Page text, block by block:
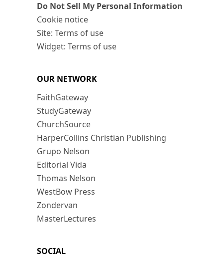
Do Not Sell My Personal Information
Cookie notice
Site: Terms of use
Widget: Terms of use
OUR NETWORK
FaithGateway
StudyGateway
ChurchSource
HarperCollins Christian Publishing
Grupo Nelson
Editorial Vida
Thomas Nelson
WestBow Press
Zondervan
MasterLectures
SOCIAL